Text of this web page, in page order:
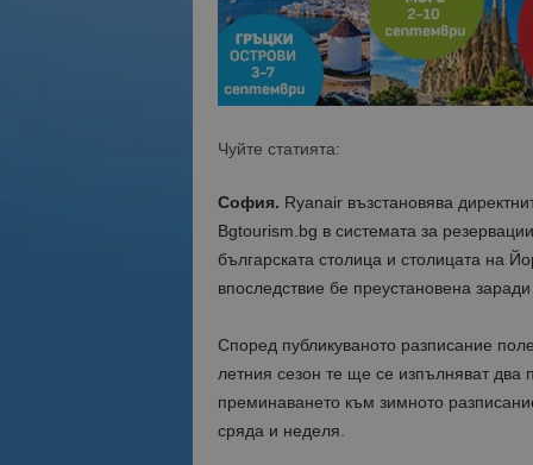
Чуйте статията:
София. Ryanair възстановява
Bgtourism.bg в системата за
българската столица и столицата на
впоследствие бе преустановена
Според публикуваното разписание
летния сезон те ще се изпълняват
преминаването към зимното
сряда и неделя.